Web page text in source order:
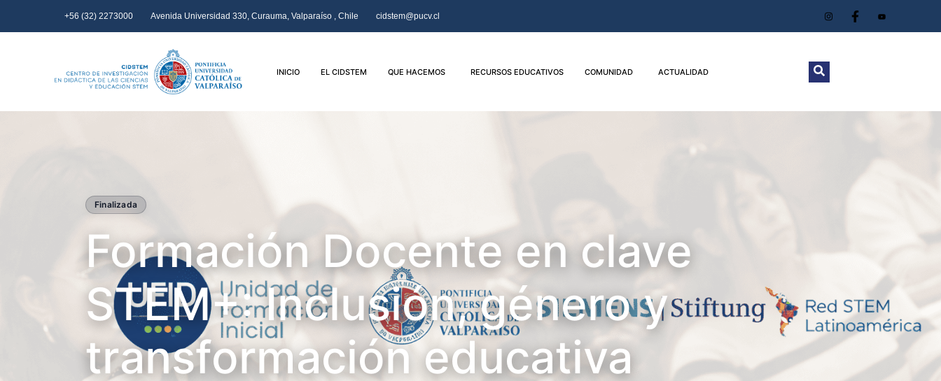
+56 (32) 2273000 Avenida Universidad 330, Curauma, Valparaíso , Chile cidstem@pucv.cl
INICIO EL CIDSTEM QUE HACEMOS RECURSOS EDUCATIVOS COMUNIDAD ACTUALIDAD
Finalizada
Formación Docente en clave
STEM+: Inclusión, género y
transformación educativa